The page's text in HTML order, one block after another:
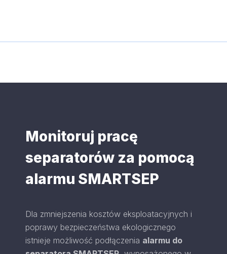
Monitoruj pracę
separatorów za pomocą
alarmu SMARTSEP
Dla zmniejszenia kosztów eksploatacyjnych i
poprawy bezpieczeństwa ekologicznego
istnieje możliwość podłączenia alarmu do